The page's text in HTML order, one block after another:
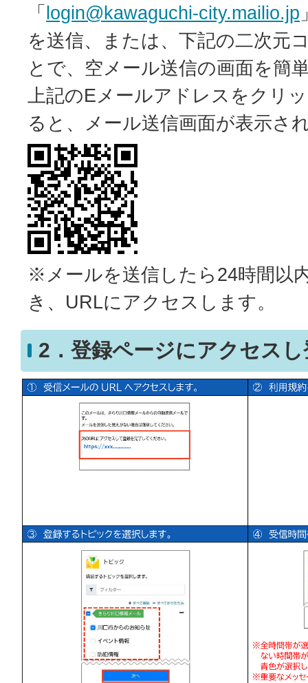
「 login@kawaguchi-city.mailio.jp
を送信、または、下記の二次元
とで、空メール送信の画面を簡
上記のEメールアドレスをクリ
ると、メール送信画面が表示さ
※メールを送信したら24時間以
き、URLにアクセスします。
2．登録ページにアクセスし